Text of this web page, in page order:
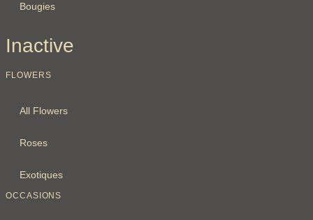
Bougies
Inactive
FLOWERS
All Flowers
Roses
Exotiques
OCCASIONS